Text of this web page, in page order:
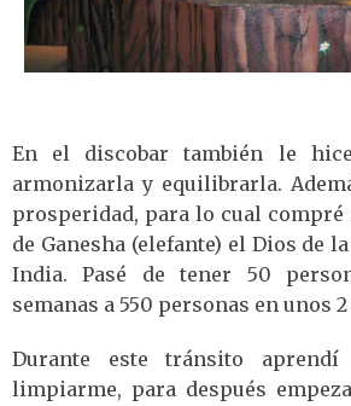
En el discobar también le
armonizarla y equilibrarla.
prosperidad, para lo cual
de Ganesha (elefante) el Dios de
India. Pasé de tener 50
semanas a 550 personas en unos
Durante este tránsito
limpiarme, para después